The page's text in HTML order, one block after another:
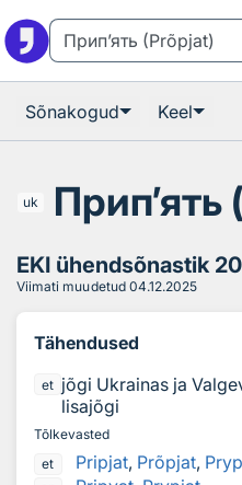
Sõnakogud Keel
uk Прип’ять
EKI ühendsõnastik
Viimati muudetud 04.12.2025
Tähendused
et jõgi Ukrainas ja
lisajõgi
Tõlkevasted
et
Pripjat, Prõpjat,